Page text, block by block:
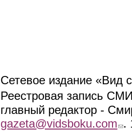
Сетевое издание «Вид
Реестровая запись
главный редактор -
gazeta@vidsboku.com (link
.